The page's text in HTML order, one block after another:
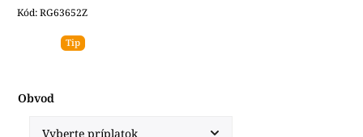
Kód:RG63652Z
Tip
Obvod